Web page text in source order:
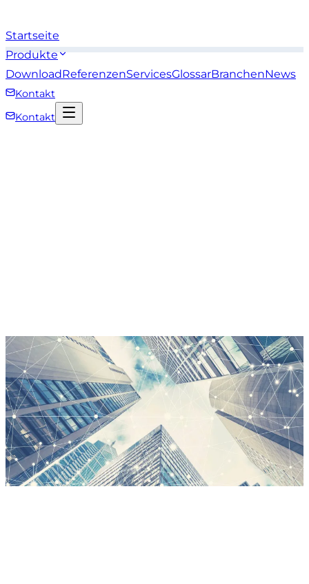
Startseite
Produkte
DownloadReferenzenServicesGlossarBranchenNews
Kontakt
Kontakt